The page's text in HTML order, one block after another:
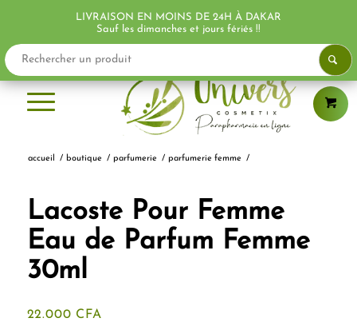
accueil / boutique / parfumerie / parfumerie femme /
Lacoste Pour Femme
Eau de Parfum Femme
30ml
22.000 CFA
LIVRAISON EN MOINS DE 24H À DAKAR
Sauf les dimanches et jours fériés !!